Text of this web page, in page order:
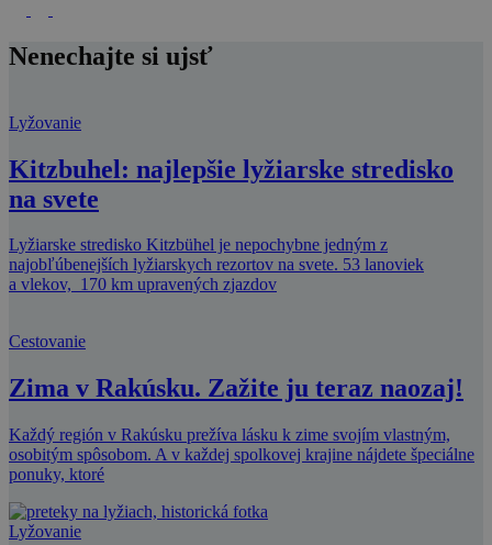
Nenechajte si ujsť
Lyžovanie
Kitzbuhel: najlepšie lyžiarske stredisko
na svete
Lyžiarske stredisko Kitzbühel je nepochybne jedným z
najobľúbenejších lyžiarskych rezortov na svete. 53 lanoviek
a vlekov, 170 km upravených zjazdov
Cestovanie
Zima v Rakúsku. Zažite ju teraz naozaj!
Každý región v Rakúsku prežíva lásku k zime svojím vlastným,
osobitým spôsobom. A v každej spolkovej krajine nájdete špeciálne
ponuky, ktoré
Lyžovanie